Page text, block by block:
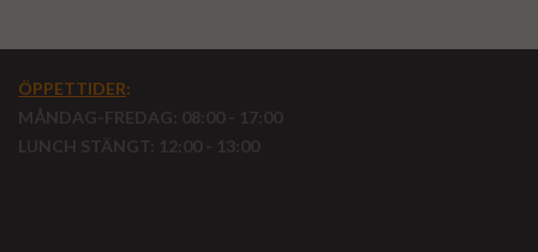
ÖPPETTIDER:
MÅNDAG-FREDAG: 08:00 - 17:00
LUNCH STÄNGT: 12:00 - 13:00